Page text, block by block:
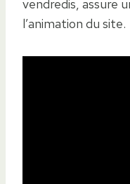
vendredis, assure
l’animation du site.